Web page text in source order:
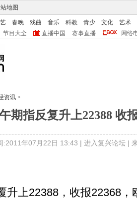
地图
春晚 戏曲 音乐 科教 青少 文化
艺术
节目大全 直播中国 赛事直播 网络
资讯 >
期指反复升上22388 收
:2011年07月22日 13:43 | 进入复兴论坛|
上22388，收报22368，